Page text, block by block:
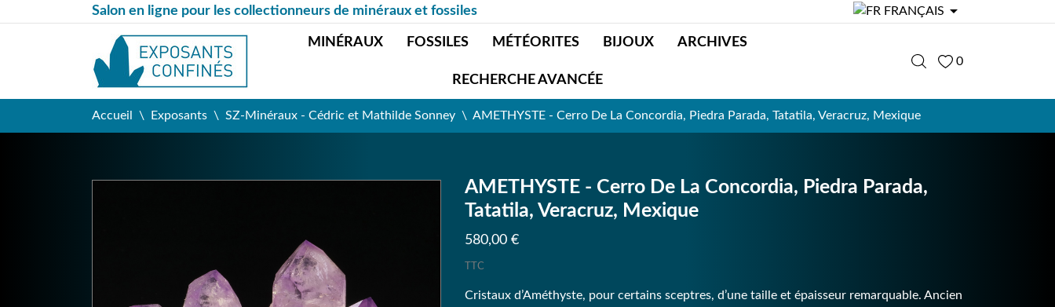
Salon en ligne pour les collectionneurs de minéraux et fossiles FRANÇAIS 
MINÉRAUX FOSSILES MÉTÉORITES BIJOUX ARCHIVES
RECHERCHE AVANCÉE
0
Accueil Exposants SZ-Minéraux - Cédric et Mathilde Sonney AMETHYSTE - Cerro De La Concordia, Piedra Parada, Tatatila, Veracruz, Mexique
AMETHYSTE - Cerro De La Concordia, Piedra Parada,
Tatatila, Veracruz, Mexique
580,00 €
TTC
Cristaux d’Améthyste, pour certains sceptres, d’une taille et épaisseur remarquable. Ancien